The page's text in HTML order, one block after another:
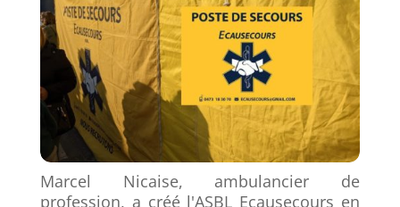
Marcel Nicaise, ambulancier de
profession, a créé l'ASBL Ecausecours en